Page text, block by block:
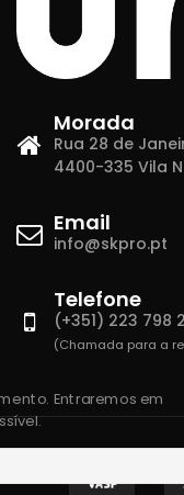
Morada
Rua 28 de
4400-335 Vila
Email
info@skpro.pt
Telefone
(+351) 223 798
(Chamada para a
Entraremos em